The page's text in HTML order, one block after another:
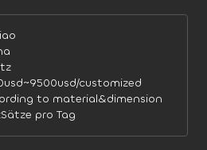
customized
to material&dimension
pro Tag